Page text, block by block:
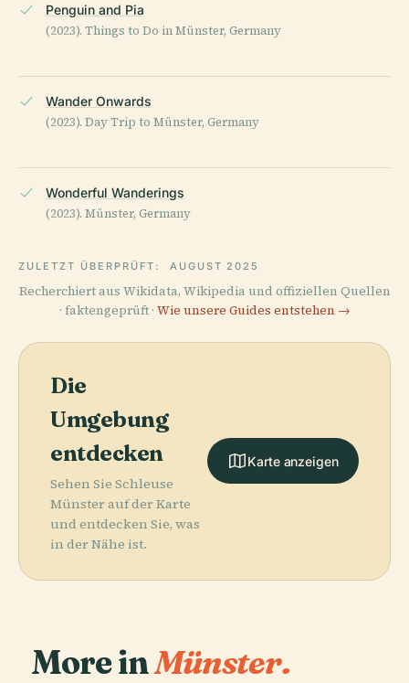
Penguin and Pia
(2023). Things to Do in Münster, Germany
Wander Onwards
(2023). Day Trip to Münster, Germany
Wonderful Wanderings
(2023). Münster, Germany
ZULETZT ÜBERPRÜFT: AUGUST 2025
Recherchiert aus Wikidata, Wikipedia und offiziellen Quellen
· faktengeprüft · Wie unsere Guides entstehen →
Die
Umgebung
entdecken
Sehen Sie Schleuse
Münster auf der Karte
und entdecken Sie, was
in der Nähe ist.
Karte anzeigen
More inMünster.